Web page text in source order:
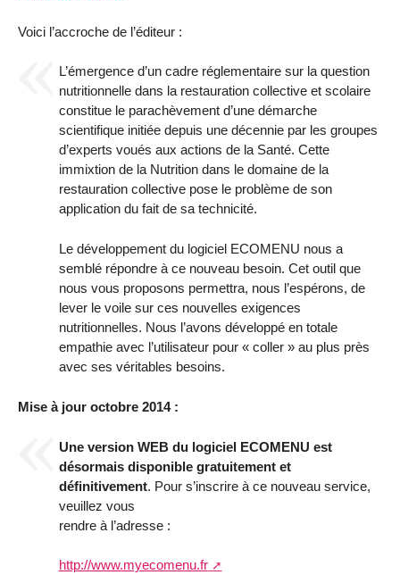
Voici l’accroche de l’éditeur :
L’émergence d’un cadre réglementaire sur la question
nutritionnelle dans la restauration collective et scolaire
constitue le parachèvement d’une démarche
scientifique initiée depuis une décennie par les groupes
d’experts voués aux actions de la Santé. Cette
immixtion de la Nutrition dans le domaine de la
restauration collective pose le problème de son
application du fait de sa technicité.
Le développement du logiciel ECOMENU nous a
semblé répondre à ce nouveau besoin. Cet outil que
nous vous proposons permettra, nous l’espérons, de
lever le voile sur ces nouvelles exigences
nutritionnelles. Nous l’avons développé en totale
empathie avec l’utilisateur pour « coller » au plus près
avec ses véritables besoins.
Mise à jour octobre 2014 :
Une version WEB du logiciel ECOMENU est
désormais disponible gratuitement et
définitivement. Pour s’inscrire à ce nouveau service,
veuillez vous
rendre à l’adresse :
http://www.myecomenu.fr